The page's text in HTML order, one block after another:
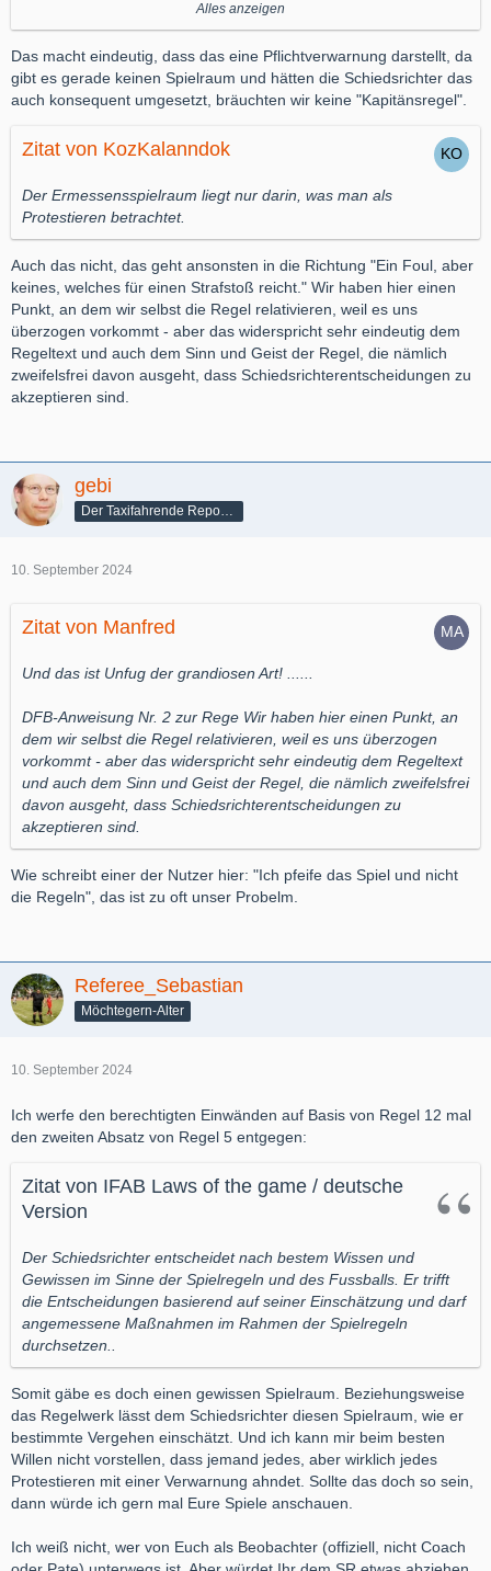
Ein Auswechselspieler oder ausgewechselter Spieler wird bei
folgenden
Vergehen verwarnt:
• Protestieren durch Worte oder Handlungen
• ...
Alles anzeigen
Das macht eindeutig, dass das eine Pflichtverwarnung darstellt, da
gibt es gerade keinen Spielraum und hätten die Schiedsrichter das
auch konsequent umgesetzt, bräuchten wir keine "Kapitänsregel".
Zitat von KozKalanndok
Der Ermessensspielraum liegt nur darin, was man als
Protestieren betrachtet.
Auch das nicht, das geht ansonsten in die Richtung "Ein Foul, aber
keines, welches für einen Strafstoß reicht." Wir haben hier einen
Punkt, an dem wir selbst die Regel relativieren, weil es uns
überzogen vorkommt - aber das widerspricht sehr eindeutig dem
Regeltext und auch dem Sinn und Geist der Regel, die nämlich
zweifelsfrei davon ausgeht, dass Schiedsrichterentscheidungen zu
akzeptieren sind.
gebi
10. September 2024
Zitat von Manfred
Und das ist Unfug der grandiosen Art! ......
DFB-Anweisung Nr. 2 zur Rege Wir haben hier einen Punkt, an
dem wir selbst die Regel relativieren, weil es uns überzogen
vorkommt - aber das widerspricht sehr eindeutig dem Regeltext
und auch dem Sinn und Geist der Regel, die nämlich zweifelsfrei
davon ausgeht, dass Schiedsrichterentscheidungen zu
akzeptieren sind.
Wie schreibt einer der Nutzer hier: "Ich pfeife das Spiel und nicht
die Regeln", das ist zu oft unser Probelm.
Referee_Sebastian
Möchtegern-Alter
10. September 2024
Ich werfe den berechtigten Einwänden auf Basis von Regel 12 mal
den zweiten Absatz von Regel 5 entgegen:
Zitat von IFAB Laws of the game / deutsche
Version
Der Schiedsrichter entscheidet nach bestem Wissen und
Gewissen im Sinne der Spielregeln und des Fussballs. Er trifft
die Entscheidungen basierend auf seiner Einschätzung und darf
angemessene Maßnahmen im Rahmen der Spielregeln
durchsetzen..
Somit gäbe es doch einen gewissen Spielraum. Beziehungsweise
das Regelwerk lässt dem Schiedsrichter diesen Spielraum, wie er
bestimmte Vergehen einschätzt. Und ich kann mir beim besten
Willen nicht vorstellen, dass jemand jedes, aber wirklich jedes
Protestieren mit einer Verwarnung ahndet. Sollte das doch so sein,
dann würde ich gern mal Eure Spiele anschauen.
Ich weiß nicht, wer von Euch als Beobachter (offiziell, nicht Coach